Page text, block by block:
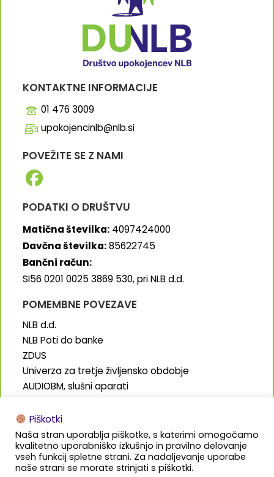
KONTAKTNE INFORMACIJE
01 476 3009
upokojencinlb@nlb.si
POVEŽITE SE Z NAMI
PODATKI O DRUŠTVU
Matična številka:4097424000
Davčna številka:85622745
Bančni račun:
SI56 0201 0025 3869 530, pri NLB d.d.
POMEMBNE POVEZAVE
NLB d.d.
NLB Poti do banke
ZDUS
Univerza za tretje življensko obdobje
AUDIOBM, slušni aparati
Piškotki
Naša stran uporablja piškotke, s katerimi omogočamo
kvalitetno uporabniško izkušnjo in pravilno delovanje
vseh funkcij spletne strani. Za nadaljevanje uporabe
naše strani se morate strinjati s piškotki.